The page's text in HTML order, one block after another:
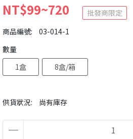
NT$99~720
批發商限定
商品編號:
03-014-1
供貨狀況: 尚有庫存
數量
1盒
8盒/箱